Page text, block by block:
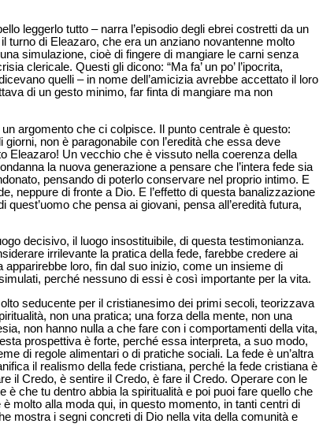
leggerlo tutto – narra l’episodio degli ebrei costretti da un
turno di Eleazaro, che era un anziano novantenne molto
simulazione, cioè di fingere di mangiare le carni senza
clericale. Questi gli dicono: “Ma fa’ un po’ l’ipocrita,
quelli – in nome dell’amicizia avrebbe accettato il loro
di un gesto minimo, far finta di mangiare ma non
argomento che ci colpisce. Il punto centrale è questo:
non è paragonabile con l’eredità che essa deve
Eleazaro! Un vecchio che è vissuto nella coerenza della
la nuova generazione a pensare che l’intera fede sia
pensando di poterlo conservare nel proprio intimo. E
neppure di fronte a Dio. E l’effetto di questa banalizzazione
che pensa ai giovani, pensa all’eredità futura,
decisivo, il luogo insostituibile, di questa testimonianza.
irrilevante la pratica della fede, farebbe credere ai
loro, fin dal suo inizio, come un insieme di
perché nessuno di essi è così importante per la vita.
seducente per il cristianesimo dei primi secoli, teorizzava
non una pratica; una forza della mente, non una
non hanno nulla a che fare con i comportamenti della vita,
prospettiva è forte, perché essa interpreta, a suo modo,
di regole alimentari o di pratiche sociali. La fede è un’altra
il realismo della fede cristiana, perché la fede cristiana è
il Credo, è sentire il Credo, è fare il Credo. Operare con le
è che tu dentro abbia la spiritualità e poi puoi fare quello che
molto alla moda qui, in questo momento, in tanti centri di
mostra i segni concreti di Dio nella vita della comunità e